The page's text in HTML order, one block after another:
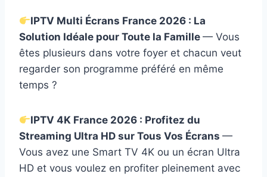
IPTV Multi Écrans France 2026 : La
Solution Idéale pour Toute la Famille — Vous
êtes plusieurs dans votre foyer et chacun veut
regarder son programme préféré en même
temps ?
IPTV 4K France 2026 : Profitez du
Streaming Ultra HD sur Tous Vos Écrans —
Vous avez une Smart TV 4K ou un écran Ultra
HD et vous voulez en profiter pleinement avec